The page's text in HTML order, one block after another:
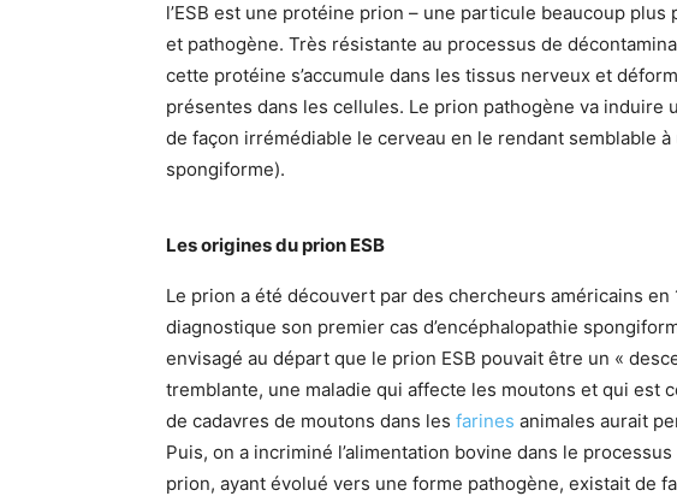
l’ESB est une protéine prion – une particule beaucoup
et pathogène. Très résistante au processus de
cette protéine s’accumule dans les tissus nerveux et
présentes dans les cellules. Le prion pathogène va induire
de façon irrémédiable le cerveau en le rendant semblable à
spongiforme).
Les origines du prion ESB
Le prion a été découvert par des chercheurs américains en
diagnostique son premier cas d’encéphalopathie
envisagé au départ que le prion ESB pouvait être un «
tremblante, une maladie qui affecte les moutons et qui est
de cadavres de moutons dans les farines animales aurait
Puis, on a incriminé l’alimentation bovine dans le
prion, ayant évolué vers une forme pathogène, existait de